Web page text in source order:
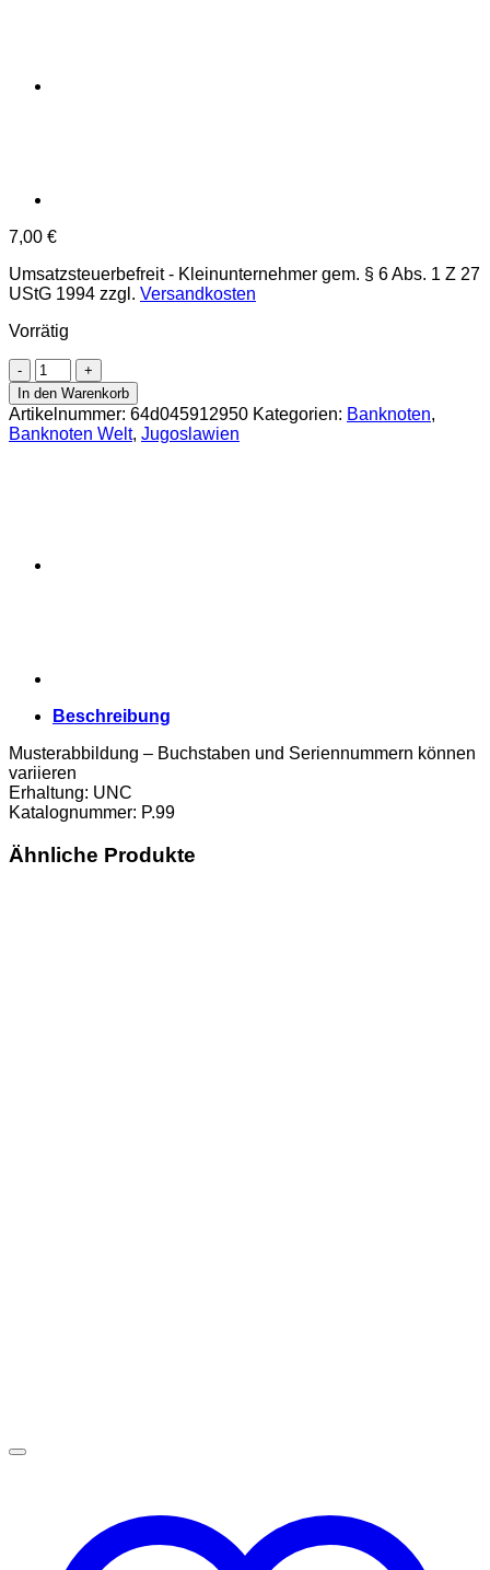
7,00 €
Umsatzsteuerbefreit - Kleinunternehmer gem. § 6 Abs. 1 Z 27
UStG 1994 zzgl. Versandkosten
Vorrätig
Jugoslawien
-
1
Mill.Dinara
1.111989,
In den Warenkorb
Artikelnummer: 64d045912950 Kategorien: Banknoten,
Banknoten Welt, Jugoslawien
Beschreibung
Musterabbildung – Buchstaben und Seriennummern können
variieren
Erhaltung: UNC
Katalognummer: P.99
Ähnliche Produkte